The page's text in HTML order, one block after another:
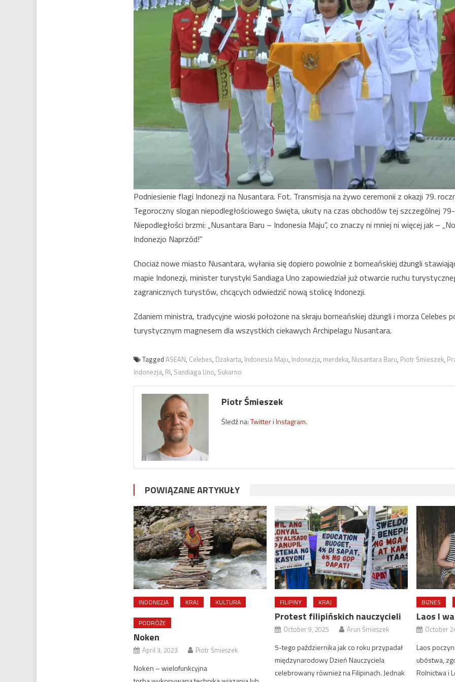
Podniesienie flagi Indonezji na Nusantara. Fot. Transmisja na żywo ceremonii z okazji 79.
Tegoroczny slogan niepodległościowego święta, ukuty na czas obchodów tej szczególnej
Niepodległości brzmi: „Nusantara Baru – Indonesia Maju”, co znaczy ni mniej ni więcej jak –
Indonezjo Naprzód!”
Chociaż nowe miasto Nusantara, wyłania się dopiero powolnie z borneańskiej dżungli
mapie Indonezji, minister turystyki Sandiaga Uno zapowiedział już otwarcie ruchu
zagranicznych turystów, chcących odwiedzić nową stolicę Indonezji.
Zdaniem ministra, tradycyjne wioski położone na skraju borneańskiej dżungli i morza Celebes
turystycznym magnesem dla wszystkich ciekawych Archipelagu Nusantara.
Tagged ASEAN, Celebes, Dżakarta, Indonesia Maju, Indonezja, merdeka, Nusantara Baru, Piotr Śmieszek,
Indonezja, RI, Sandiaga Uno, Sukarno
Piotr Śmieszek
Śledź na:TwitteriInstagram.
POWIĄZANE ARTYKUŁY
INDONEZJA KRAJ KULTURA
PODRÓŻE
Noken
April 3, 2023 Piotr Śmieszek
Noken – wielofunkcyjna
FILIPINY KRAJ
Protest filipińskich nauczycieli
October 9, 2025 Arun Śmieszek
5-tego października jak co roku przypadał
międzynarodowy Dzień Nauczyciela
celebrowany również na Filipinach. Jednak
BIZNES
Laos I
October
Laos
ubóstwa,
Rolnictwa i